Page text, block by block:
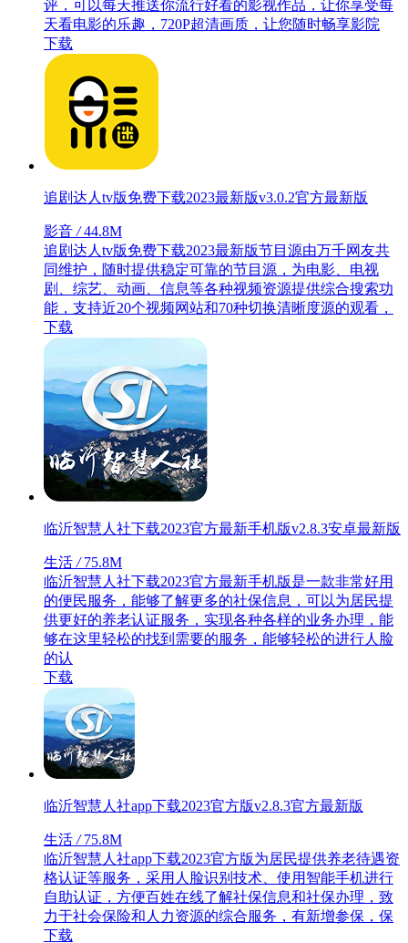
评，可以每天推送你流行好看的影视作品，让你享受每
天看电影的乐趣，720P超清画质，让您随时畅享影院
下载
追剧达人tv版免费下载2023最新版v3.0.2官方最新版
影音 /44.8M
追剧达人tv版免费下载2023最新版节目源由万千网友共
同维护，随时提供稳定可靠的节目源，为电影、电视
剧、综艺、动画、信息等各种视频资源提供综合搜索功
能，支持近20个视频网站和70种切换清晰度源的观看，
下载
临沂智慧人社下载2023官方最新手机版v2.8.3安卓最新版
生活 /75.8M
临沂智慧人社下载2023官方最新手机版是一款非常好用
的便民服务，能够了解更多的社保信息，可以为居民提
供更好的养老认证服务，实现各种各样的业务办理，能
够在这里轻松的找到需要的服务，能够轻松的进行人脸
的认
下载
临沂智慧人社app下载2023官方版v2.8.3官方最新版
生活 /75.8M
临沂智慧人社app下载2023官方版为居民提供养老待遇资
格认证等服务，采用人脸识别技术、使用智能手机进行
自助认证，方便百姓在线了解社保信息和社保办理，致
力于社会保险和人力资源的综合服务，有新增参保，保
下载